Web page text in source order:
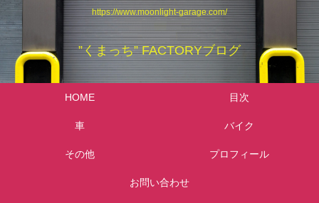
https://www.moonlight-garage.com/
”くまっち” FACTORYブログ
HOME 目次
車 バイク
その他 プロフィール
お問い合わせ